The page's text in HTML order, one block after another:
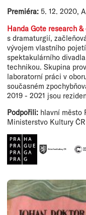
Premiéra: 5. 12. 2020,
Handa Gote research
s dramaturgií,
vývojem vlastního
spektakulárního
technikou. Skupina
laboratorní práci v
současném
2019 - 2021 jsou
Podpořili: hlavní město
Ministerstvo Kultury ČR